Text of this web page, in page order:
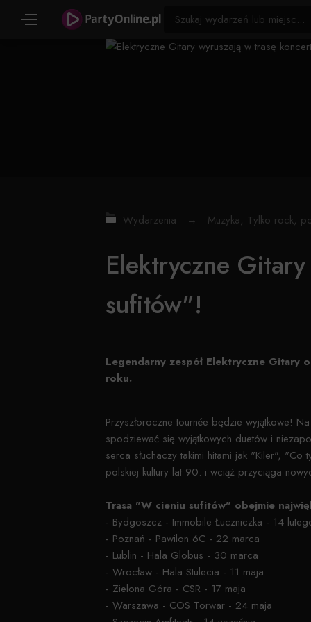
Wydarzenia → Muzyka, Tylko rock,
Elektryczne
sufitów"!
Legendarny zespół Elektryczne Gitary
roku.
Przyszłoroczne tournée będzie wyjątkowe!
spodziewać się wyjątkowych duetów i
serca słuchaczy takimi hitami jak "Kiler", "Co
polskiej kultury lat 90. i wciąż przyciąga
Trasa "W cieniu sufitów" obejmie
- Bydgoszcz - Immobile Łuczniczka - 14
- Poznań - Pawilon 6C - 22 marca
- Lublin - Hala Globus - 30 marca
- Wrocław - Hala Stulecia - 11 maja
- Zielona Góra - CSR - 17 maja
- Warszawa - COS Torwar - 24 maja